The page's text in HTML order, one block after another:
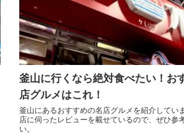
釜山に行くなら絶対食べたい！お
店グルメはこれ！
釜山にあるおすすめの名店グルメを紹介してい
店に伺ったレビューを載せているので、ぜひ参
い。